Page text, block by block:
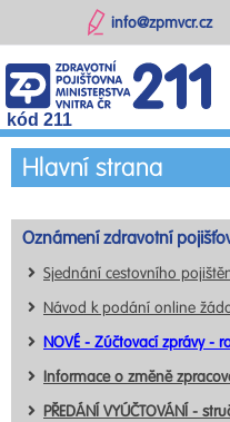
info@zpmvcr.cz
kód 211
Hlavní strana
Oznámení zdravotní
Sjednání cestovního
Návod k podání online
NOVÉ - Zúčtovací zprávy -
Informace o změně
PŘEDÁNÍ VYÚČTOVÁNÍ -